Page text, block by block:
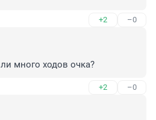
+2 –0
много ходов очка?
+2 –0